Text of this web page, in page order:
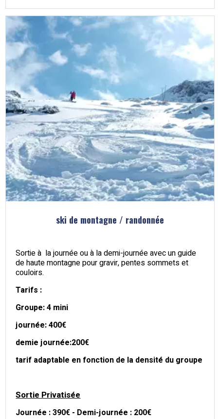
ski de montagne / randonnée
Sortie à la journée ou à la demi-journée avec un guide
de haute montagne pour gravir, pentes sommets et
couloirs.
Tarifs :
Groupe: 4 mini
journée: 400€
demie journée:200€
tarif adaptable en fonction de la densité du groupe
Sortie Privatisée
Journée : 390€ - Demi-journée : 200€